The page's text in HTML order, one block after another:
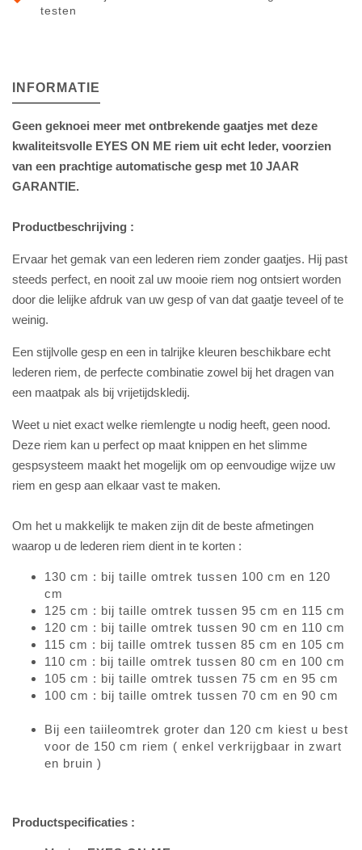
testen
INFORMATIE
Geen geknoei meer met ontbrekende gaatjes met deze
kwaliteitsvolle EYES ON ME riem uit echt leder, voorzien
van een prachtige automatische gesp met 10 JAAR
GARANTIE.
Productbeschrijving :
Ervaar het gemak van een lederen riem zonder gaatjes. Hij past
steeds perfect, en nooit zal uw mooie riem nog ontsiert worden
door die lelijke afdruk van uw gesp of van dat gaatje teveel of te
weinig.
Een stijlvolle gesp en een in talrijke kleuren beschikbare echt
lederen riem, de perfecte combinatie zowel bij het dragen van
een maatpak als bij vrijetijdskledij.
Weet u niet exact welke riemlengte u nodig heeft, geen nood.
Deze riem kan u perfect op maat knippen en het slimme
gespsysteem maakt het mogelijk om op eenvoudige wijze uw
riem en gesp aan elkaar vast te maken.
Om het u makkelijk te maken zijn dit de beste afmetingen
waarop u de lederen riem dient in te korten :
130 cm : bij taille omtrek tussen 100 cm en 120
cm
125 cm : bij taille omtrek tussen 95 cm en 115 cm
120 cm : bij taille omtrek tussen 90 cm en 110 cm
115 cm : bij taille omtrek tussen 85 cm en 105 cm
110 cm : bij taille omtrek tussen 80 cm en 100 cm
105 cm : bij taille omtrek tussen 75 cm en 95 cm
100 cm : bij taille omtrek tussen 70 cm en 90 cm
Bij een taiileomtrek groter dan 120 cm kiest u best
voor de 150 cm riem ( enkel verkrijgbaar in zwart
en bruin )
Productspecificaties :